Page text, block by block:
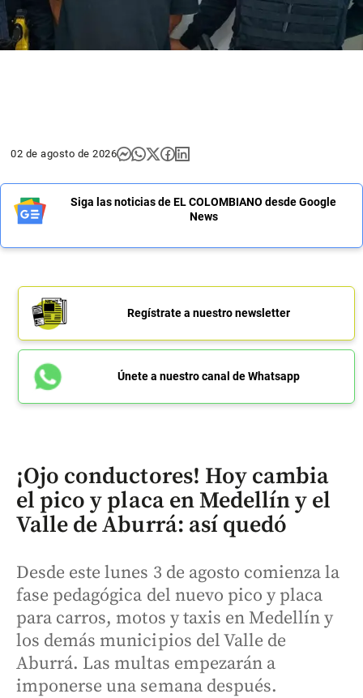
02 de agosto de 2026
Siga las noticias de EL COLOMBIANO desde Google
News
Regístrate a nuestro newsletter
Únete a nuestro canal de Whatsapp
¡Ojo conductores! Hoy cambia
el pico y placa en Medellín y el
Valle de Aburrá: así quedó
Desde este lunes 3 de agosto comienza la
fase pedagógica del nuevo pico y placa
para carros, motos y taxis en Medellín y
los demás municipios del Valle de
Aburrá. Las multas empezarán a
imponerse una semana después.